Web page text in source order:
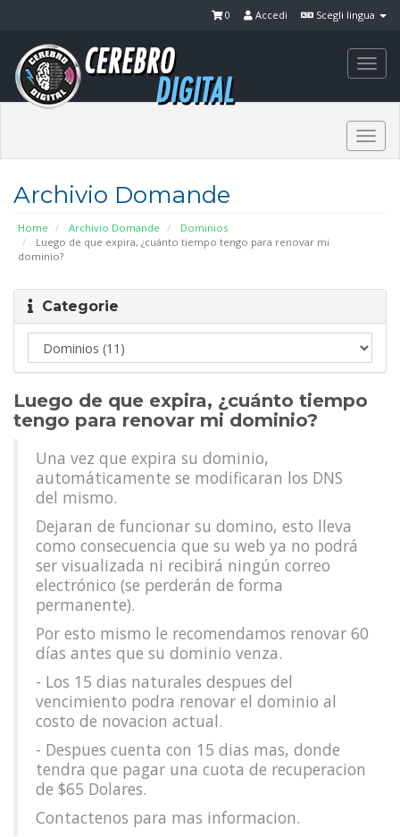
Scegli lingua
Accedi
0
Archivio Domande
Home Archivio Domande
Dominios
Luego de que expira, ¿cuánto tiempo tengo para renovar mi
dominio?
Categorie
Luego de que expira, ¿cuánto tiempo
tengo para renovar mi dominio?
Una vez que expira su dominio,
automáticamente se modificaran los DNS
del mismo.
Dejaran de funcionar su domino, esto lleva
como consecuencia que su web ya no podrá
ser visualizada ni recibirá ningún correo
electrónico (se perderán de forma
permanente).
Por esto mismo le recomendamos renovar 60
días antes que su dominio venza.
- Los 15 dias naturales despues del
vencimiento podra renovar el dominio al
costo de novacion actual.
- Despues cuenta con 15 dias mas, donde
tendra que pagar una cuota de recuperacion
de $65 Dolares.
Contactenos para mas informacion.